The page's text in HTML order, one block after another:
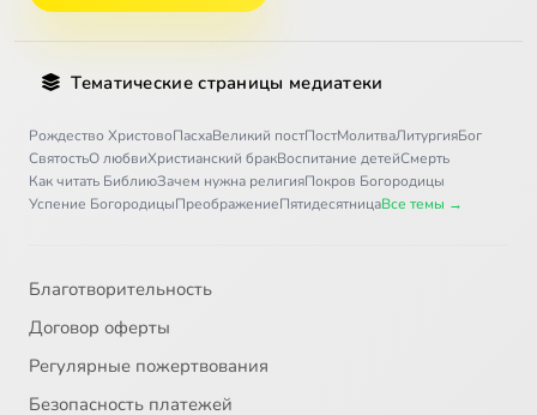
Тематические страницы медиатеки
Рождество ХристовоПасхаВеликий постПостМолитваЛитургияБог
СвятостьО любвиХристианский бракВоспитание детейСмерть
Как читать БиблиюЗачем нужна религияПокров Богородицы
Успение БогородицыПреображениеПятидесятницаВсе темы →
Благотворительность
Договор оферты
Регулярные пожертвования
Безопасность платежей